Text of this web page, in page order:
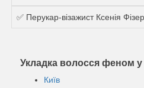
✅ Перукар-візажист Ксенія Фізер
Укладка волосся феном у
Київ